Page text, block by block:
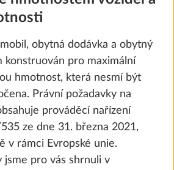
obytná dodávka a obytný
konstruován pro maximální
hmotnost, která nesmí být
Právní požadavky na
prováděcí nařízení
ze dne 31. března 2021,
v rámci Evropské unie.
jsme pro vás shrnuli v